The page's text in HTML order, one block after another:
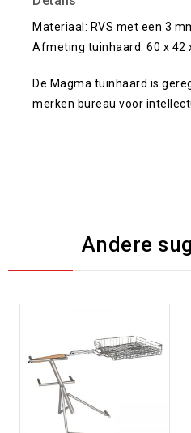
Materiaal: RVS met een 3
Afmeting tuinhaard: 60 x 42
De Magma tuinhaard is
merken bureau voor
Andere